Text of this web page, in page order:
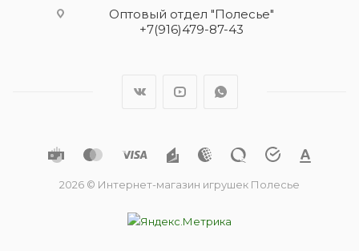
Оптовый отдел "Полесье"
+7(916)479-87-43
2026 © Интернет-магазин игрушек Полесье